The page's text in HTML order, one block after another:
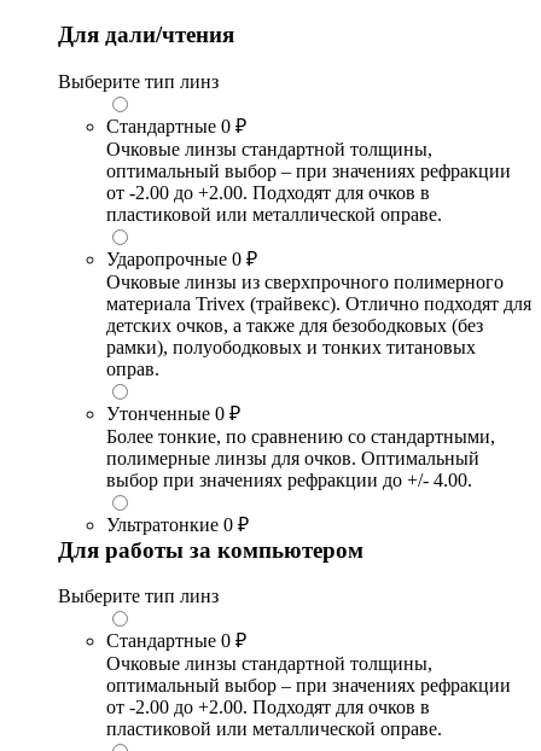
Для дали/чтения
Выберите тип линз
Стандартные 0 ₽
Очковые линзы стандартной толщины,
оптимальный выбор – при значениях рефракции
от -2.00 до +2.00. Подходят для очков в
пластиковой или металлической оправе.
Ударопрочные 0 ₽
Очковые линзы из сверхпрочного полимерного
материала Trivex (трайвекс). Отлично подходят для
детских очков, а также для безободковых (без
рамки), полуободковых и тонких титановых
оправ.
Утонченные 0 ₽
Более тонкие, по сравнению со стандартными,
полимерные линзы для очков. Оптимальный
выбор при значениях рефракции до +/- 4.00.
Ультратонкие 0 ₽
Для работы за компьютером
Выберите тип линз
Стандартные 0 ₽
Очковые линзы стандартной толщины,
оптимальный выбор – при значениях рефракции
от -2.00 до +2.00. Подходят для очков в
пластиковой или металлической оправе.